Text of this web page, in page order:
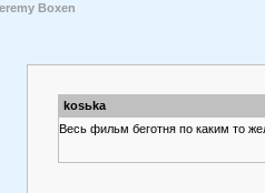
Boxen
kosьka
Весь фильм беготня по каким то